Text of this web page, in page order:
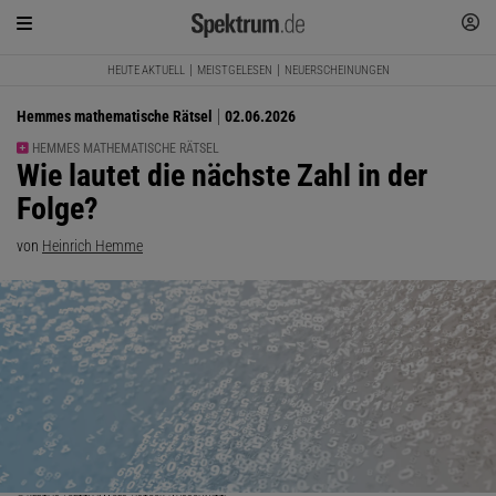
HEUTE AKTUELL MEISTGELESEN NEUERSCHEINUNGEN
Hemmes mathematische Rätsel 02.06.2026
HEMMES MATHEMATISCHE RÄTSEL
:
Wie lautet die nächste Zahl in der
Folge?
von Heinrich Hemme